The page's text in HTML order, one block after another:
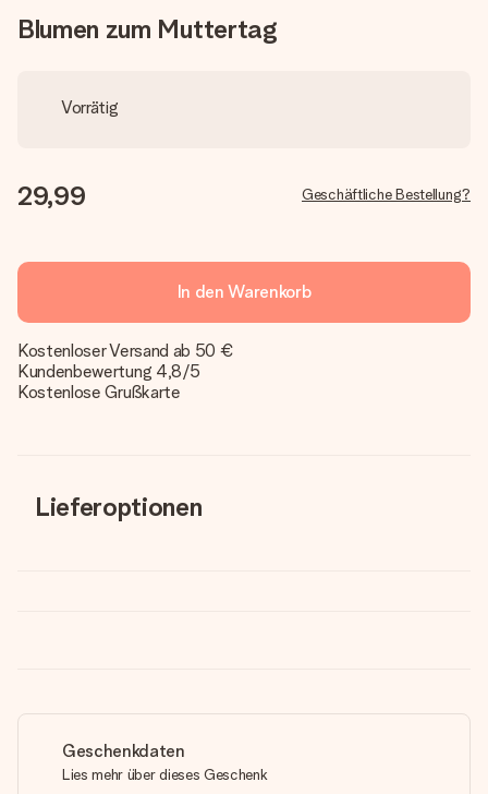
Blumen zum Muttertag
Vorrätig
29,99 Geschäftliche Bestellung?
In den Warenkorb
Kostenloser Versand ab 50 €
Kundenbewertung 4,8/5
Kostenlose Grußkarte
Lieferoptionen
Geschenkdaten
Lies mehr über dieses Geschenk